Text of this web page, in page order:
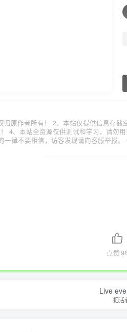
归原作者所有！ 2、本站仅提供信息存
4、本站全资源仅供测试和学习，请勿
一律不要相信，访客发现请向客服举报
点赞
Live
把活